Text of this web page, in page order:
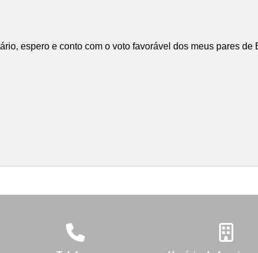
espero e conto com o voto favorável dos meus pares de